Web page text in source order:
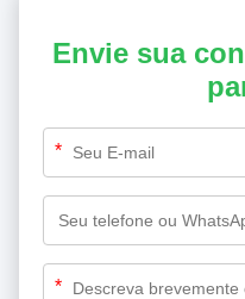
Envie sua
*
*